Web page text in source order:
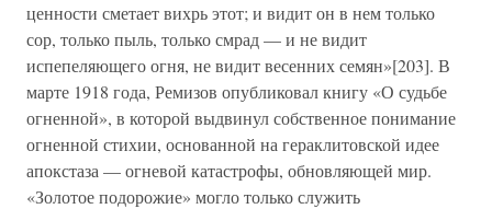
ценности сметает вихрь этот; и видит он в нем только
сор, только пыль, только смрад — и не видит
испепеляющего огня, не видит весенних семян»[203]. В
марте 1918 года, Ремизов опубликовал книгу «О судьбе
огненной», в которой выдвинул собственное понимание
огненной стихии, основанной на гераклитовской идее
апокстаза — огневой катастрофы, обновляющей мир.
«Золотое подорожие» могло только служить